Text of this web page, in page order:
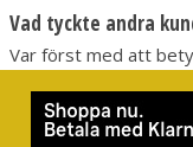
- Knarr (av/på-knapp)
- Drev och pinjong i
förhindra att man
- Aluminiumspole
Vad tyckte andra
Var först med att